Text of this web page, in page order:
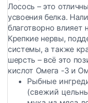
Лосось – это
усвоения белка.
благотворно влияет
Крепкие нервы,
системы, а также
шерсть – всё это
кислот Омега -3 и
Рыбные
(свежий